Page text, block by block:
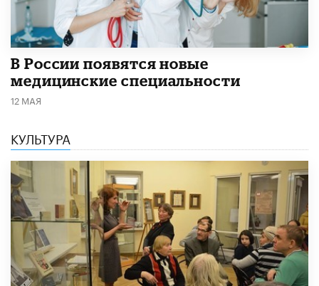
В России появятся новые
медицинские специальности
12 МАЯ
КУЛЬТУРА